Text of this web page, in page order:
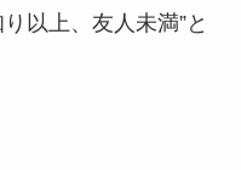
以上、友人未満”と